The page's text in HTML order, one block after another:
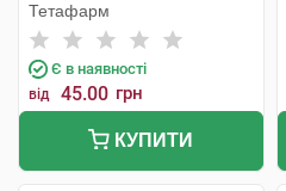
Тетафарм
Є в наявності
від 45.00 грн
КУПИТИ